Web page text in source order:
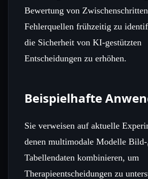
Bewertung von
Fehlerquellen frühzeitig zu
die Sicherheit von KI‑gestützten
Entscheidungen zu erhöhen.
Beispielhafte
Sie verweisen auf aktuelle
denen multimodale Modelle
Tabellendaten kombinieren, um
Therapieentscheidungen zu